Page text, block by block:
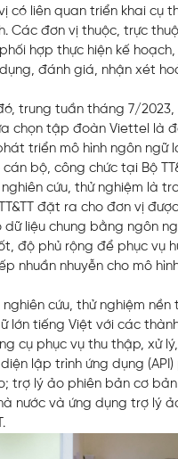
có liên quan triển khai cụ
Các đơn vị thuộc, trực
hợp thực hiện kế
đánh giá, nhận xét
trung tuần tháng 7/2023,
chọn tập đoàn Viettel là
triển mô hình ngôn ngữ
bộ, công chức tại Bộ
cứu, thử nghiệm là
đặt ra cho đơn vị
liệu chung bằng ngôn
độ phủ rộng để phục vụ
nhuần nhuyễn cho mô
cứu, thử nghiệm
lớn tiếng Việt với các
cụ phục vụ thu thập, xử
lập trình ứng dụng
trợ lý ảo phiên bản cơ
nước và ứng dụng trợ lý